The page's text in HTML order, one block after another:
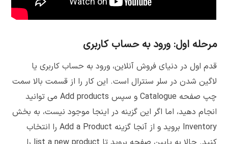
مرحله اول: ورود به حساب کاربری
قدم اول در دنیای فروش آنلاین، ورود به حساب کاربری یا
لاگین شدن در سلر سنترال است. این کار را از قسمت بالا سمت
چپ صفحه Catalogue و سپس Add products می توانید
انجام دهید، اما اگر این گزینه در اینجا موجود نیست، به بخش
Inventory بروید و از آنجا گزینه Add a Product را انتخاب